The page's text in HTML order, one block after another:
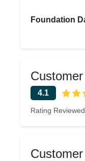
Foundation
Customer
4.1
Rating